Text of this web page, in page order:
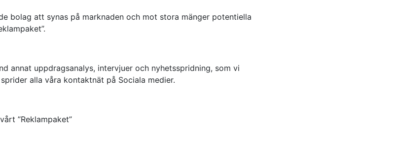
bolag att synas på marknaden och mot stora mänger potentiella
annat uppdragsanalys, intervjuer och nyhetsspridning, som vi
alla våra kontaktnät på Sociala medier.
”Reklampaket”